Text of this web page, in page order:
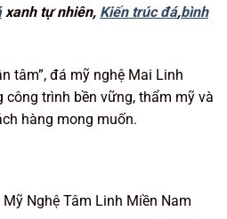
xanh tự nhiên, Kiến trúc đá,bình
tâm”, đá mỹ nghệ Mai Linh
trình bền vững, thẩm mỹ và
hàng mong muốn.
Nghệ Tâm Linh Miền Nam